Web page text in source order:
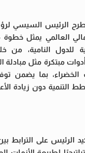
الرئيس السيسي
العالمي يمثل
للدول النامية، من
مبتكرة مثل مبادلة
الخضراء، بما يضمن
التنمية دون زيادة
الرئيس على الترابط